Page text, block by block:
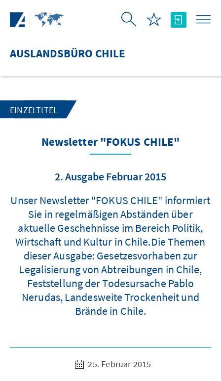
AUSLANDSBÜRO CHILE
EINZELTITEL
Newsletter "FOKUS CHILE"
2. Ausgabe Februar 2015
Unser Newsletter "FOKUS CHILE" informiert
Sie in regelmäßigen Abständen über
aktuelle Geschehnisse im Bereich Politik,
Wirtschaft und Kultur in Chile.Die Themen
dieser Ausgabe: Gesetzesvorhaben zur
Legalisierung von Abtreibungen in Chile,
Feststellung der Todesursache Pablo
Nerudas, Landesweite Trockenheit und
Brände in Chile.
25. Februar 2015